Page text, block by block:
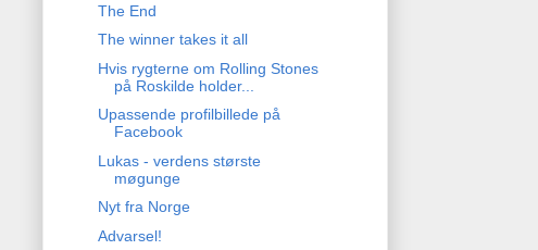
The End
The winner takes it all
Hvis rygterne om Rolling Stones
på Roskilde holder...
Upassende profilbillede på
Facebook
Lukas - verdens største
møgunge
Nyt fra Norge
Advarsel!